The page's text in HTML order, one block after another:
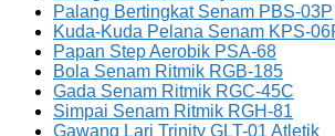
Palang Bertingkat Senam PBS-03P
Kuda-Kuda Pelana Senam KPS-
Papan Step Aerobik PSA-68
Bola Senam Ritmik RGB-185
Gada Senam Ritmik RGC-45C
Simpai Senam Ritmik RGH-81
Gawang Lari Trinity GLT-01 Atletik